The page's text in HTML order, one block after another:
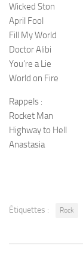
Wicked Ston
April Fool
Fill My World
Doctor Alibi
You’re a Lie
World on Fire
Rappels :
Rocket Man
Highway to Hell
Anastasia
Étiquettes : Rock